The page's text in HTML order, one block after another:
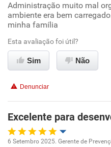
Oportunidade de promoção
Conciliação com a vida
Não recomenda a diretoria
Administração muito mal
ambiente era bem
minha família
Esta avaliação foi útil?
Sim Não
Denunciar
Excelente para
6 Setembro 2025. Gerente de